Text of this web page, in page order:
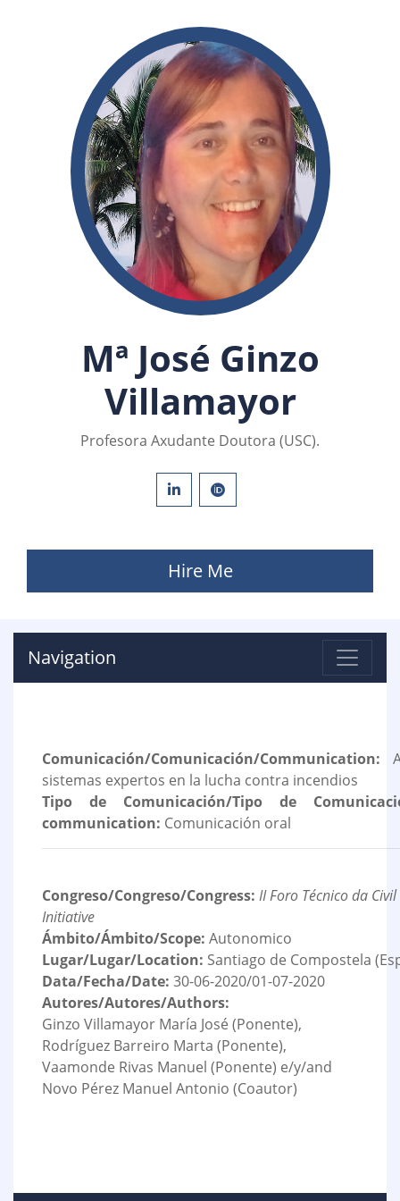
Mª José Ginzo
Villamayor
Profesora Axudante Doutora (USC).
Hire Me
Navigation
Comunicación/Comunicación/Communication:
sistemas expertos en la lucha contra incendios
Tipo de Comunicación/Tipo de
communication: Comunicación oral
Congreso/Congreso/Congress: II Foro Técnico da Civil
Initiative
Ámbito/Ámbito/Scope: Autonomico
Lugar/Lugar/Location: Santiago de Compostela
Data/Fecha/Date: 30-06-2020/01-07-2020
Autores/Autores/Authors:
Ginzo Villamayor María José (Ponente),
Rodríguez Barreiro Marta (Ponente),
Vaamonde Rivas Manuel (Ponente) e/y/and
Novo Pérez Manuel Antonio (Coautor)